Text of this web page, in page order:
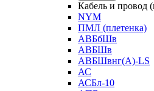
Кабель и провод
NYM
ПМЛ (плетенка)
АВБбШв
АВБШв
АВБШвнг(А)-LS
АС
АСБл-10